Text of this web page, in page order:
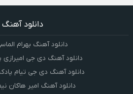
دانلود آهنگ
دانلود آهنگ بهرام
دانلود آهنگ دی جی امیرازی
دانلود آهنگ دی جی تیام
دانلود آهنگ امیر هاکان